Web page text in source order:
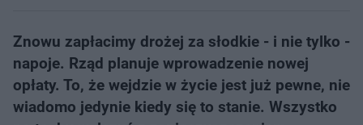
Znowu zapłacimy drożej za słodkie - i nie tylko -
napoje. Rząd planuje wprowadzenie nowej
opłaty. To, że wejdzie w życie jest już pewne, nie
wiadomo jedynie kiedy się to stanie. Wszystko